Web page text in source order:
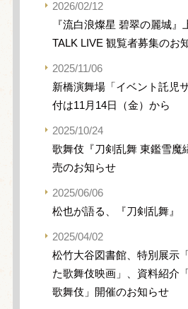
2026/02/12
『流白浪燦星 碧翠の麗城
TALK LIVE 観覧者募集のお
2025/11/06
新橋演舞場「イベント託児
付は11月14日（金）から
2025/10/24
歌舞伎『刀剣乱舞 東鑑雪魔
売のお知らせ
2025/06/06
松也が語る、『刀剣乱舞』
2025/04/02
松竹大谷図書館、特別展示
た歌舞伎映画」、資料紹介
歌舞伎」開催のお知らせ